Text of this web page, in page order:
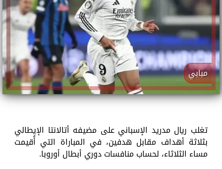
مبابي
تغلب ريال مدريد الإسباني على مضيفه أتالانتا الإيطالي
بثلاثة أهداف مقابل هدفين، في المباراة التي أُقيمت
مساء الثلاثاء، لحساب منافسات دوري أبطال أوروبا.